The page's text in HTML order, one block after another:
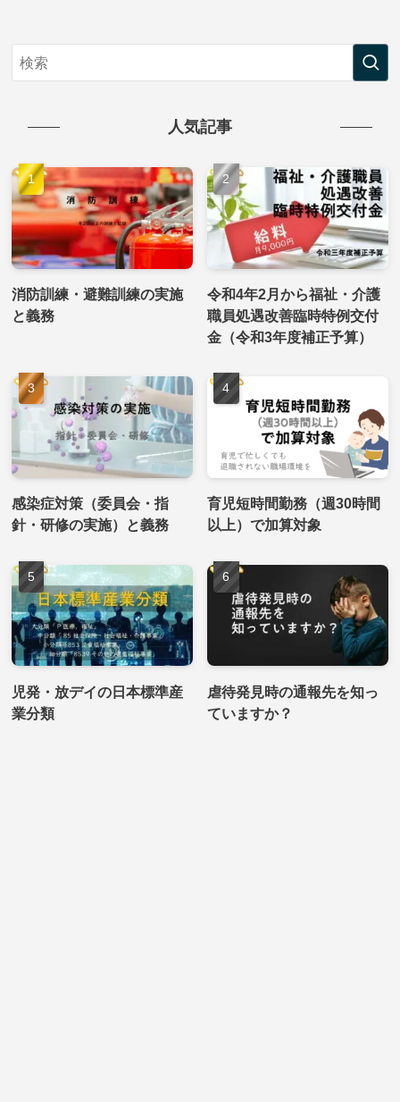
人気記事
消防訓練・避難訓練の実施
と義務
令和4年2月から福祉・介護
職員処遇改善臨時特例交付
金（令和3年度補正予算）
感染症対策（委員会・指
針・研修の実施）と義務
育児短時間勤務（週30時間
以上）で加算対象
児発・放デイの日本標準産
業分類
虐待発見時の通報先を知っ
ていますか？